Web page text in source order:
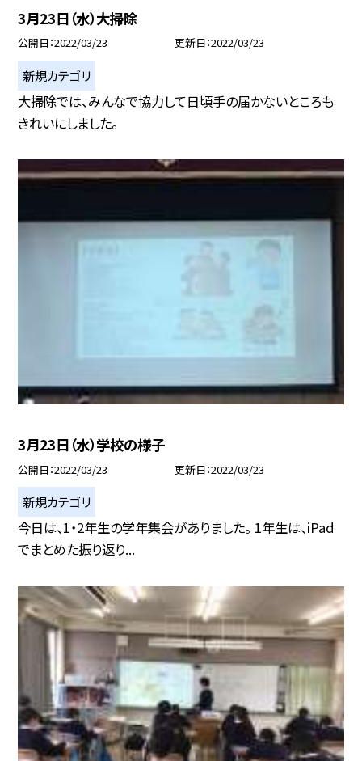
3月23日（水）大掃除
公開日 2022/03/23 更新日 2022/03/23
新規カテゴリ
大掃除では、みんなで協力して日頃手の届かないところも
きれいにしました。
3月23日（水）学校の様子
公開日 2022/03/23 更新日 2022/03/23
新規カテゴリ
今日は、1・2年生の学年集会がありました。 1年生は、iPad
でまとめた振り返り...